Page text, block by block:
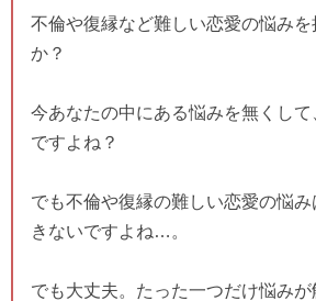
不倫や復縁など難しい恋愛の悩み
か？
今あなたの中にある悩みを無くし
ですよね？
でも不倫や復縁の難しい恋愛の悩
きないですよね…。
でも大丈夫。たった一つだけ悩み